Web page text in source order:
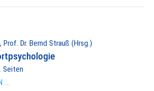
Dr. Bernd Strauß (Hrsg.)
Seiten
...